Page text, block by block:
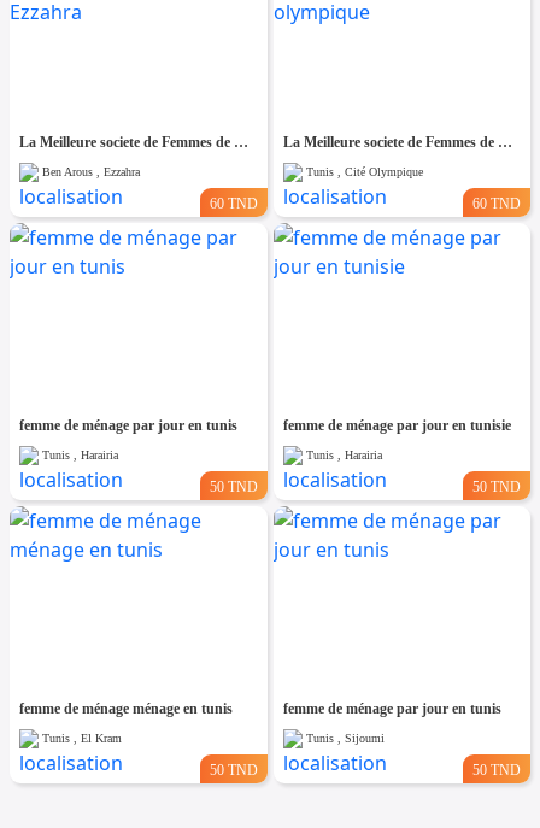
La Meilleure societe de Femmes de Ménage A Ezzahra
Ben Arous , Ezzahra
60 TND
La Meilleure societe de Femmes de Ménage A cité olympique
Tunis , Cité Olympique
60 TND
femme de ménage par jour en tunis
Tunis , Harairia
50 TND
femme de ménage par jour en tunisie
Tunis , Harairia
50 TND
femme de ménage ménage en tunis
Tunis , El Kram
50 TND
femme de ménage par jour en tunis
Tunis , Sijoumi
50 TND